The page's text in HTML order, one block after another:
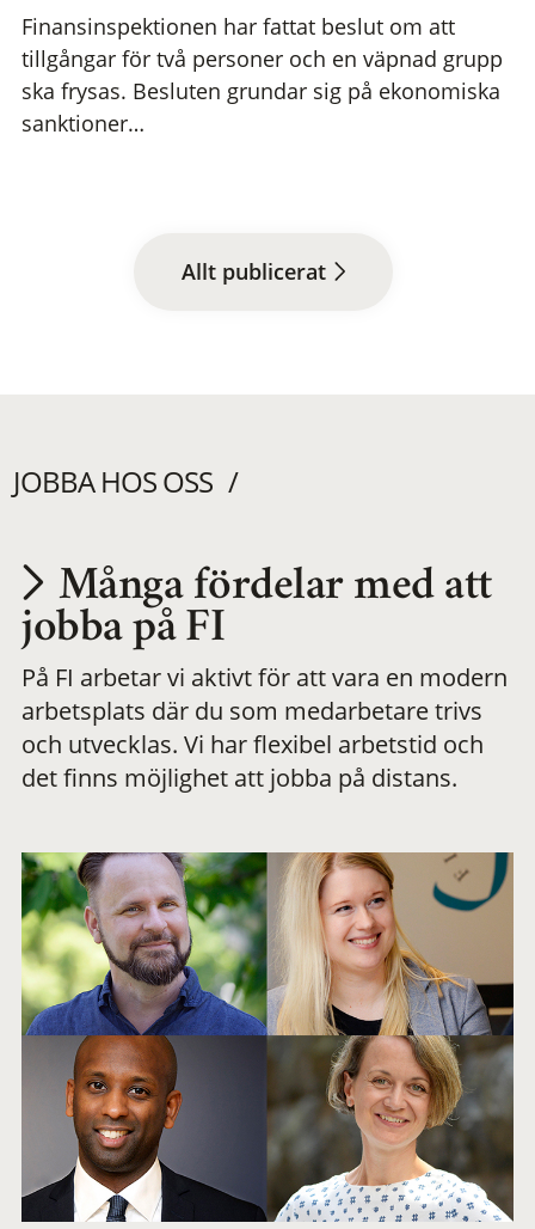
Finansinspektionen har fattat beslut om att
tillgångar för två personer och en väpnad grupp
ska frysas. Besluten grundar sig på ekonomiska
sanktioner…
Allt publicerat
JOBBA HOS OSS
Utvecklas på en
meningsfull och
flexibel
Många fördelar med att
jobba på FI
På FI arbetar vi aktivt för att vara en modern
arbetsplats där du som medarbetare trivs
och utvecklas. Vi har flexibel arbetstid och
det finns möjlighet att jobba på distans.